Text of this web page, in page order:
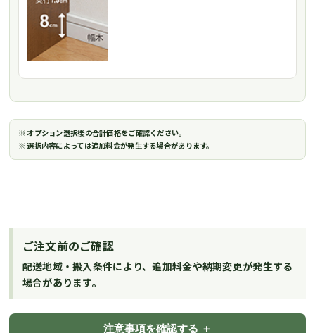
※ オプション選択後の合計価格をご確認ください。
※ 選択内容によっては追加料金が発生する場合があります。
ご注文前のご確認
配送地域・搬入条件により、追加料金や納期変更が発生する
場合があります。
注意事項を確認する